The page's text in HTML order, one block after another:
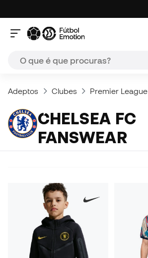
Adeptos Clubes Premier League
CHELSEA FC
FANSWEAR